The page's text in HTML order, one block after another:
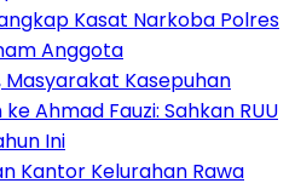
Kasat Narkoba Polres
Anggota
Masyarakat Kasepuhan
Ahmad Fauzi: Sahkan RUU
Ini
Kantor Kelurahan Rawa